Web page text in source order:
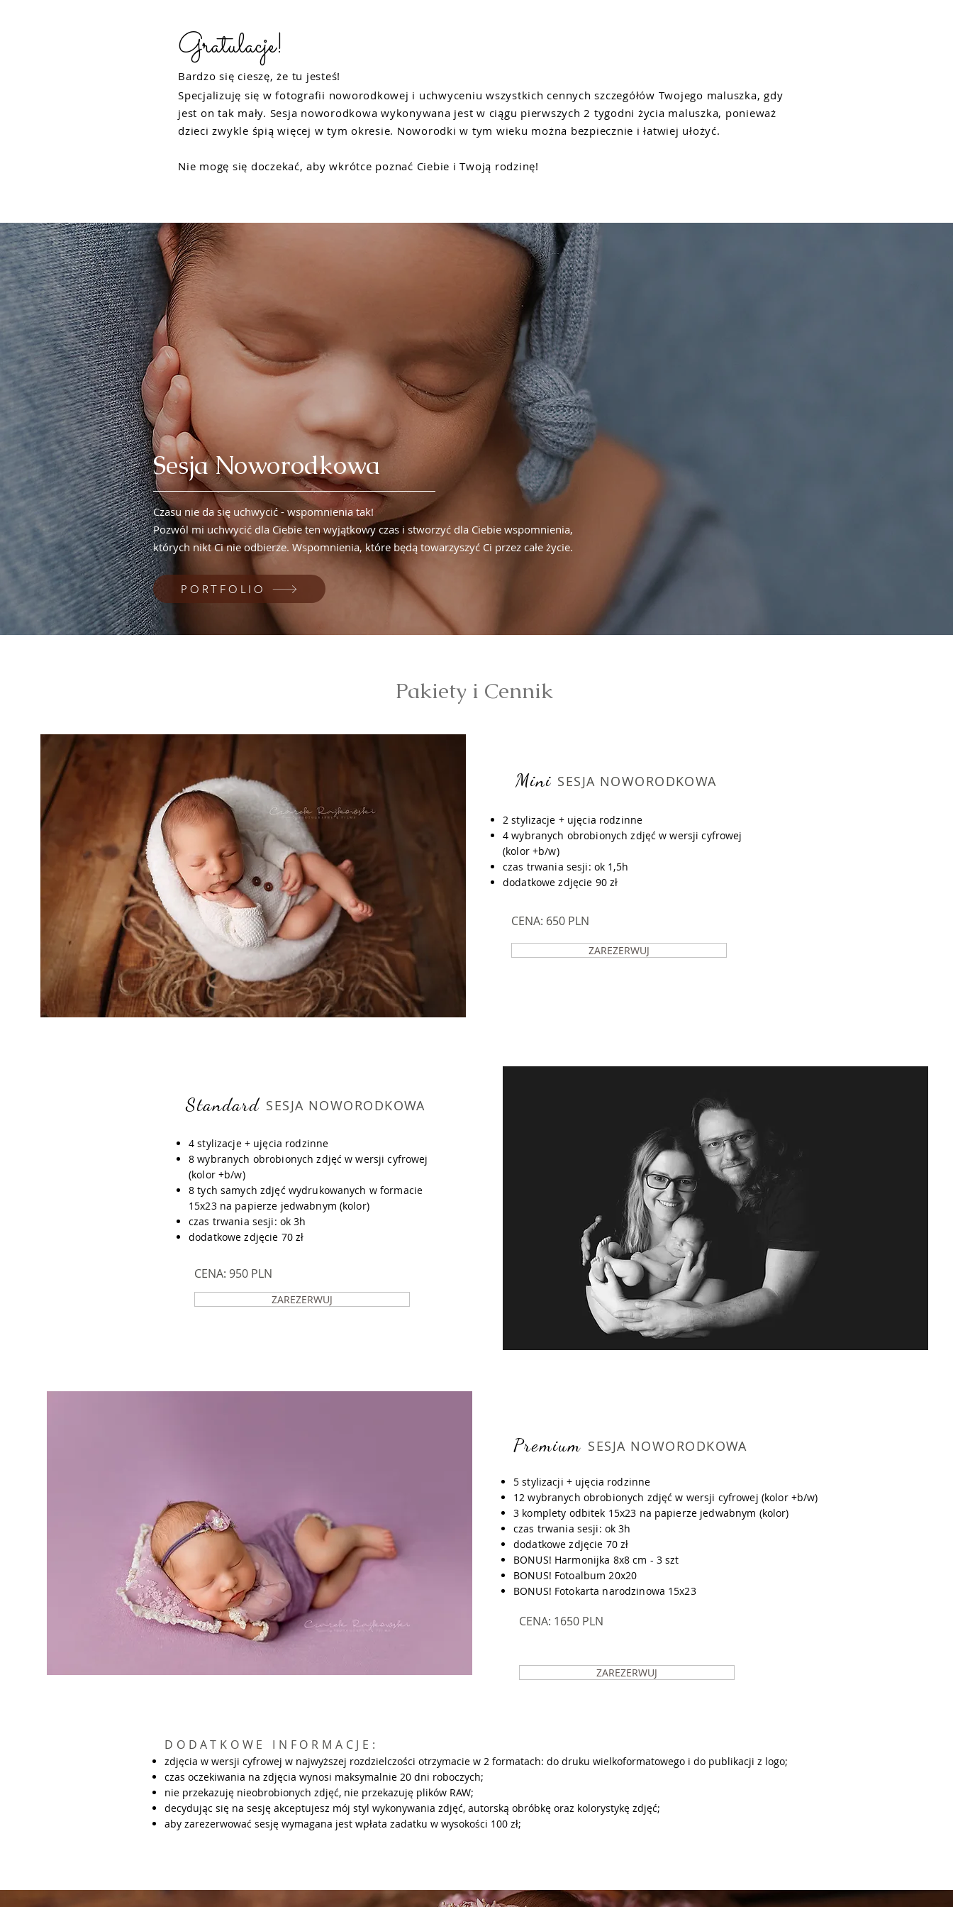
Gratulacje!
Bardzo się cieszę, że tu jesteś!
Specjalizuję się w fotografii noworodkowej i uchwyceniu wszystkich cennych szczegółów Twojego maluszka, gdy
jest on tak mały. Sesja noworodkowa wykonywana jest w ciągu pierwszych 2 tygodni życia maluszka, ponieważ
dzieci zwykle śpią więcej w tym okresie. Noworodki w tym wieku można bezpiecznie i łatwiej ułożyć.
Nie mogę się doczekać, aby wkrótce poznać Ciebie i Twoją rodzinę!
Sesja Noworodkowa
Czasu nie da się uchwycić - wspomnienia tak!
Pozwól mi uchwycić dla Ciebie ten wyjątkowy czas i stworzyć dla Ciebie wspomnienia,
których nikt Ci nie odbierze. Wspomnienia, które będą towarzyszyć Ci przez całe życie.
PORTFOLIO
Pakiety i Cennik
Standard SESJA NOWORODKOWA
4 stylizacje + ujęcia rodzinne
8 wybranych obrobionych zdjęć w wersji cyfrowej
(kolor +b/w)
8 tych samych zdjęć wydrukowanych w formacie
15x23 na papierze jedwabnym (kolor)
czas trwania sesji: ok 3h
dodatkowe zdjęcie 70 zł
CENA: 950 PLN
ZAREZERWUJ
Mini SESJA NOWORODKOWA
2stylizacje + ujęcia rodzinne
4 wybranych obrobionych zdjęć w wersji cyfrowej
(kolor +b/w)
czas trwania sesji: ok 1,5h
dodatkowe zdjęcie 90 zł
CENA: 650 PLN
ZAREZERWUJ
Premium SESJA NOWORODKOWA
5 stylizacji + ujęcia rodzinne
12 wybranych obrobionych zdjęć w wersji cyfrowej (kolor +b/w)
3 komplety odbitek 15x23 na papierze jedwabnym (kolor)
czas trwania sesji: ok 3h
dodatkowe zdjęcie 70 zł
BONUS! Harmonijka 8x8 cm - 3 szt
BONUS! Fotoalbum 20x20
BONUS! Fotokarta narodzinowa 15x23
CENA: 1650 PLN
ZAREZERWUJ
DODATKOWE INFORMACJE:​
zdjęcia w wersji cyfrowej w najwyższej rozdzielczości otrzymacie w 2 formatach: do druku wielkoformatowego i do publikacji z logo;
czas oczekiwania na zdjęcia wynosi maksymalnie 20 dni roboczych;
nie przekazuję nieobrobionych zdjęć, nie przekazuję plików RAW;
decydując się na sesję akceptujesz mój styl wykonywania zdjęć, autorską obróbkę oraz kolorystykę zdjęć;
aby zarezerwować sesję wymagana jest wpłata zadatku w wysokości 100 zł;